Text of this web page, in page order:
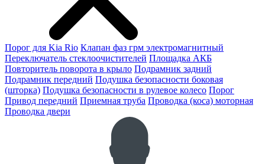
Порог для Kia Rio Клапан фаз грм электромагнитный
Переключатель стеклоочистителей Площадка АКБ
Повторитель поворота в крыло Подрамник задний
Подрамник передний Подушка безопасности боковая
(шторка) Подушка безопасности в рулевое колесо Порог
Привод передний Приемная труба Проводка (коса) моторная
Проводка двери